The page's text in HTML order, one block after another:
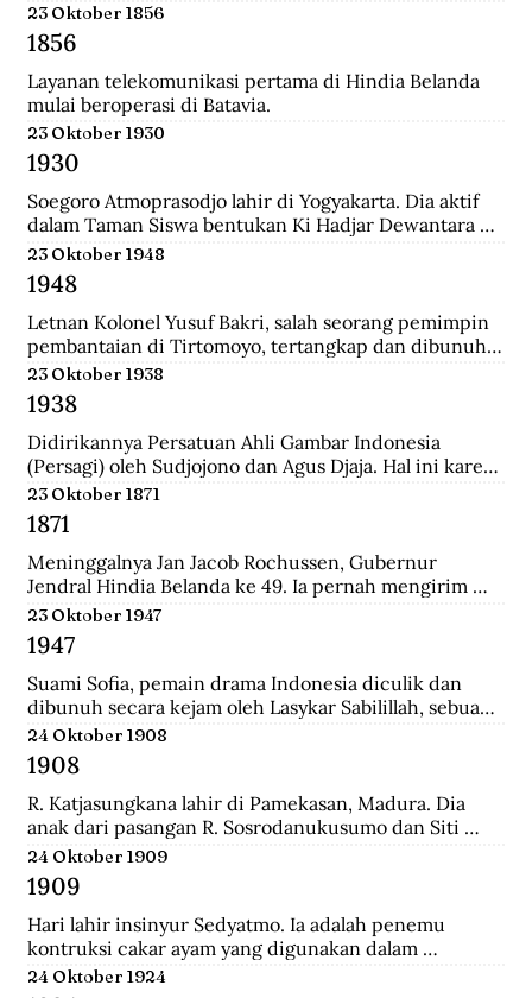
Kemerdekaan RI 1945. Pendiri kesultanan ini adalah
Syarif Abdurrahman Al-Qadrie, putera Sayyed
Hussein Al-Qadrie, atau Habib Hussein Al-Qadrie.
isinya merupakan pengakuan Sultan bahwa
pemegang kekuasaan tertinggi adalah Pemerintahan
Hindia Belanda.
23 Oktober 1856
1856
Layanan telekomunikasi pertama di Hindia Belanda
mulai beroperasi di Batavia.
23 Oktober 1930
1930
Soegoro Atmoprasodjo lahir di Yogyakarta. Dia aktif
dalam Taman Siswa bentukan Ki Hadjar Dewantara
dan aktivis Partai Indonesia (Partindo). Pada 1935, dia
dibuang ke Digul, Tanah Merah, Papua, dengan
tuduhan terlibat pemberontakan Partai Komunis
Indonesia terhadap Belanda pada 1926/1927 di Jawa
Tengah.
23 Oktober 1948
1948
Letnan Kolonel Yusuf Bakri, salah seorang pemimpin
pembantaian di Tirtomoyo, tertangkap dan dibunuh
di Wonogiri.
23 Oktober 1938
1938
Didirikannya Persatuan Ahli Gambar Indonesia
(Persagi) oleh Sudjojono dan Agus Djaja. Hal ini karena
persatuan seniman Belanda mengadakan pameran
lukisan untuk seniman Indonesia, sehingga seniman
Indonesia juga mau memamerkan karyanya.
23 Oktober 1871
1871
Meninggalnya Jan Jacob Rochussen, Gubernur
Jendral Hindia Belanda ke 49. Ia pernah mengirim
ekspedisi ke Bali, Palembang, Bangka, Sulawesi
Selatan, dan lainnya. Ia juga yang meresmikan
pembukaan tambang batu bara di wilayah Kesultanan
Banjar yang dinamakan Tambang Batu Bara Oranje
Nassau.
23 Oktober 1947
1947
Suami Sofia, pemain drama Indonesia diculik dan
dibunuh secara kejam oleh Lasykar Sabilillah, sebuah
unit bagian dari kelompok DI/TII. Sejak itulah ia
harus berjuang untuk mneghidupi anak-anaknya dan
keluar dari dunia ketenarannya.
24 Oktober 1908
1908
R. Katjasungkana lahir di Pamekasan, Madura. Dia
anak dari pasangan R. Sosrodanukusumo dan Siti
Rusuli. Sosrodanukusumo, wedana di Sampang dan
Bangkalan, merupakan lulusan terbaik Sekolah
Pegawai Pangreh Praja (Mosvia) di Probolinggo,
pendiri Sarikat Islam di Sampang, serta aktivis
koperasi garam rakyat yang berjuang agar harga
garam tak ditentukan sewenang-wenang oleh
24 Oktober 1909
1909
Hari lahir insinyur Sedyatmo. Ia adalah penemu
kontruksi cakar ayam yang digunakan dalam
bangunan-bangunan tinggi. Sedyatmo menyelesaikan
24 Oktober 1924